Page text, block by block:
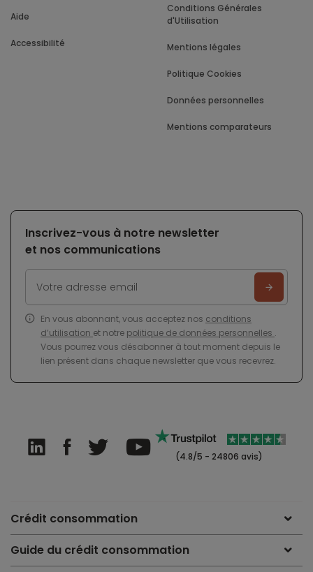
Aide
Accessibilité
Conditions Générales
d'Utilisation
Mentions légales
Politique Cookies
Données personnelles
Mentions comparateurs
Inscrivez-vous à notre newsletter
et nos communications
En vous abonnant, vous acceptez nos conditions
d’utilisation et notre politique de données personnelles .
Vous pourrez vous désabonner à tout moment depuis le
lien présent dans chaque newsletter que vous recevrez.
(4.8/5 - 24806 avis)
Crédit consommation
Guide du crédit consommation